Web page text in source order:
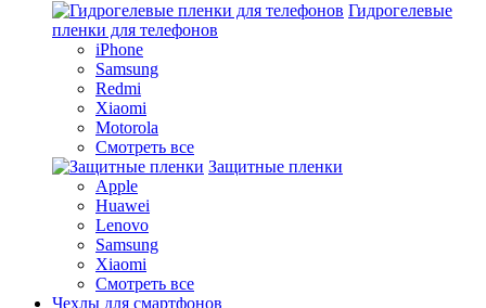
Гидрогелевые
пленки для телефонов
iPhone
Samsung
Redmi
Xiaomi
Motorola
Смотреть все
Защитные пленки
Apple
Huawei
Lenovo
Samsung
Xiaomi
Смотреть все
Чехлы для смартфонов